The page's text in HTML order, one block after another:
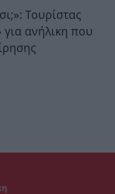
Τουρίστας
για ανήλικη που